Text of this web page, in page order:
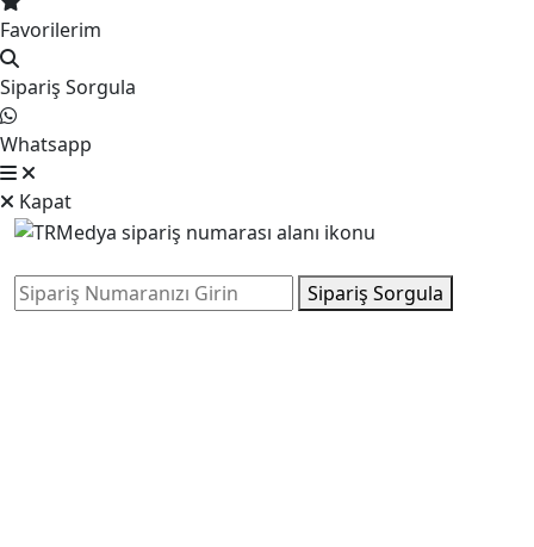
Favorilerim
Sipariş Sorgula
Whatsapp
Kapat
Sipariş Sorgula